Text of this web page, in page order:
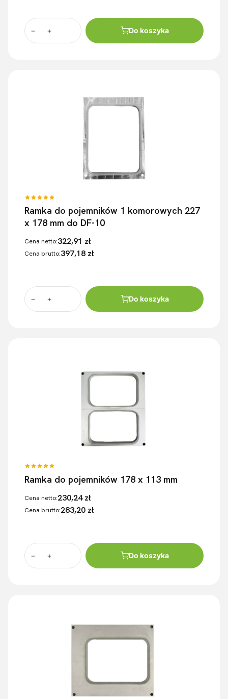
Do koszyka
Ramka do pojemników 1 komorowych 227
x 178 mm do DF-10
Cena netto:322,91 zł
Cena brutto:397,18 zł
Do koszyka
Ramka do pojemników 178 x 113 mm
Cena netto:230,24 zł
Cena brutto:283,20 zł
Do koszyka